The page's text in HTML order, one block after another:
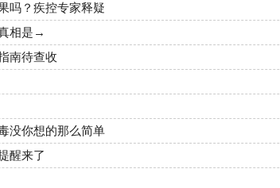
吗？疾控专家释疑
相是→
南待查收
没你想的那么简单
醒来了